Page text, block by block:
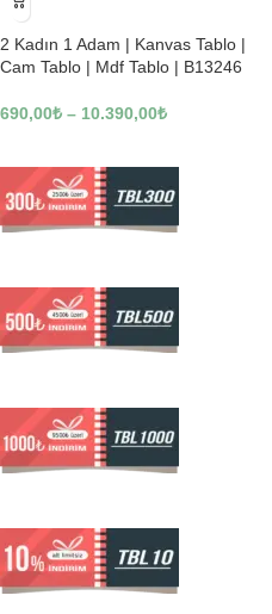
-23%
2 Kadın 1 Adam | Kanvas Tablo |
Cam Tablo | Mdf Tablo | B13246
690,00₺ – 10.390,00₺